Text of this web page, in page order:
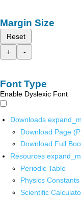
Margin Size
Reset
+
-
Font Type
Enable Dyslexic Font
Downloads
Download Page
Download Full
Resources
Periodic Table
Physics Constants
Scientific